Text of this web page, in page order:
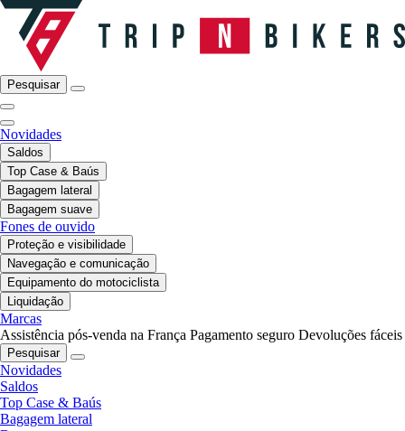
Pesquisar
Novidades
Saldos
Top Case & Baús
Bagagem lateral
Bagagem suave
Fones de ouvido
Proteção e visibilidade
Navegação e comunicação
Equipamento do motociclista
Liquidação
Marcas
Assistência pós-venda na França Pagamento seguro Devoluções fáceis
Pesquisar
Novidades
Saldos
Top Case & Baús
Bagagem lateral